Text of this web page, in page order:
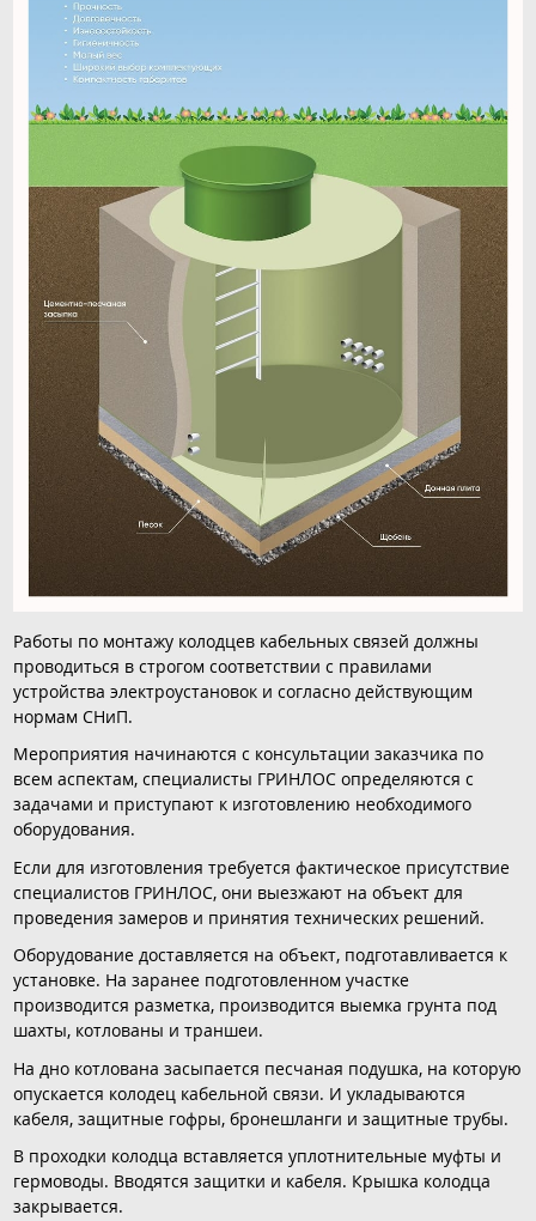
Работы по монтажу колодцев кабельных связей должны
проводиться в строгом соответствии с правилами
устройства электроустановок и согласно действующим
нормам СНиП.
Мероприятия начинаются с консультации заказчика по
всем аспектам, специалисты ГРИНЛОС определяются с
задачами и приступают к изготовлению необходимого
оборудования.
Если для изготовления требуется фактическое присутствие
специалистов ГРИНЛОС, они выезжают на объект для
проведения замеров и принятия технических решений.
Оборудование доставляется на объект, подготавливается к
установке. На заранее подготовленном участке
производится разметка, производится выемка грунта под
шахты, котлованы и траншеи.
На дно котлована засыпается песчаная подушка, на которую
опускается колодец кабельной связи. И укладываются
кабеля, защитные гофры, бронешланги и защитные трубы.
В проходки колодца вставляется уплотнительные муфты и
гермоводы. Вводятся защитки и кабеля. Крышка колодца
закрывается.